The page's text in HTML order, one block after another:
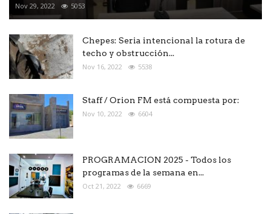
Nov 29, 2022 5053
Chepes: Seria intencional la rotura de
techo y obstrucción...
Nov 16, 2022 5538
Staff / Orion FM está compuesta por:
Nov 10, 2022 6604
PROGRAMACION 2025 - Todos los
programas de la semana en...
Oct 21, 2022 6669